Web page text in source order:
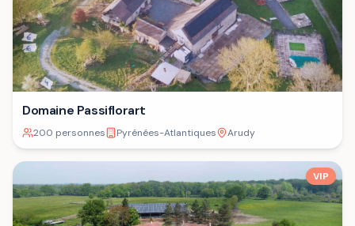
Domaine Passiflorart
200 personnes Pyrénées-Atlantiques Arudy
VIP